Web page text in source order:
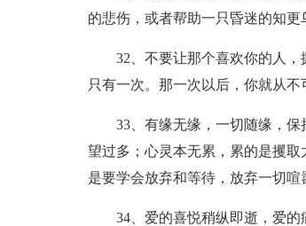
的悲伤，或者帮助一只昏迷的知
32、不要让那个喜欢你的人
只有一次。那一次以后，你就从
33、有缘无缘，一切随缘，
望过多；心灵本无累，累的是攫
是要学会放弃和等待，放弃一切喧
34、爱的喜悦稍纵即逝，爱的